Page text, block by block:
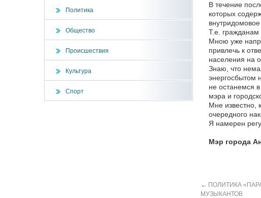
Политика
Общество
Происшествия
Культура
Спорт
В течение
которых
Т.е. гражданам
Мною уже
привлечь к
населения на
Знаю, что
энергосбытом
не останемся
мэра и
Мне известно,
очередного
Я намерен
Мэр города
← ПОЛИТИКА
МУЗЫКАНТОВ